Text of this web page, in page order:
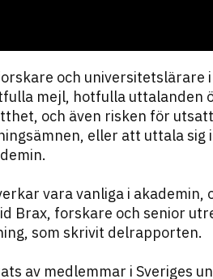
och universitetslärare
mejl, hotfulla uttalanden
och även risken för
eller att uttala sig
vara vanliga i akademin,
Brax, forskare och senior
som skrivit delrapporten.
av medlemmar i Sveriges